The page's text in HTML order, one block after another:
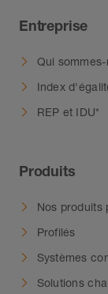
Entreprise
Qui
Index
REP et IDU*
Produits
Nos produits
Profilés
Systèmes
Solutions